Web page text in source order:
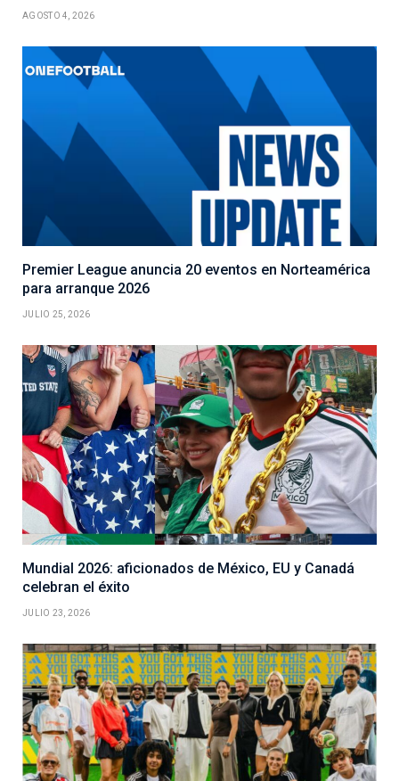
AGOSTO 4, 2026
Premier League anuncia 20 eventos en Norteamérica
para arranque 2026
JULIO 25, 2026
Mundial 2026: aficionados de México, EU y Canadá
celebran el éxito
JULIO 23, 2026